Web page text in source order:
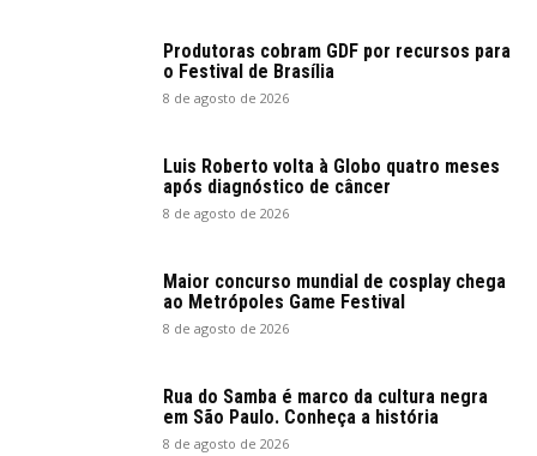
Produtoras cobram GDF por recursos para
o Festival de Brasília
8 de agosto de 2026
Luis Roberto volta à Globo quatro meses
após diagnóstico de câncer
8 de agosto de 2026
Maior concurso mundial de cosplay chega
ao Metrópoles Game Festival
8 de agosto de 2026
Rua do Samba é marco da cultura negra
em São Paulo. Conheça a história
8 de agosto de 2026